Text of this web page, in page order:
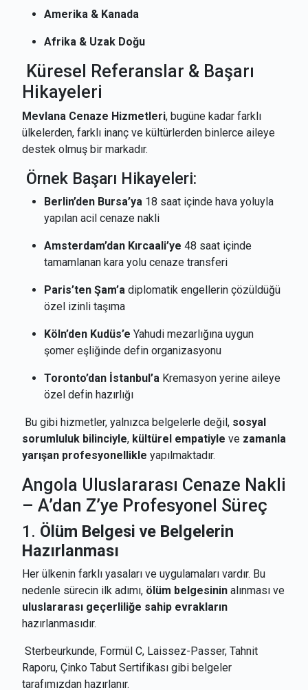
Amerika & Kanada
Afrika & Uzak Doğu
Küresel Referanslar & Başarı
Hikayeleri
Mevlana Cenaze Hizmetleri, bugüne kadar farklı
ülkelerden, farklı inanç ve kültürlerden binlerce aileye
destek olmuş bir markadır.
Örnek Başarı Hikayeleri:
Berlin’den Bursa’ya 18 saat içinde hava yoluyla
yapılan acil cenaze nakli
Amsterdam’dan Kırcaali’ye 48 saat içinde
tamamlanan kara yolu cenaze transferi
Paris’ten Şam’a diplomatik engellerin çözüldüğü
özel izinli taşıma
Köln’den Kudüs’e Yahudi mezarlığına uygun
şomer eşliğinde defin organizasyonu
Toronto’dan İstanbul’a Kremasyon yerine aileye
özel defin hazırlığı
Bu gibi hizmetler, yalnızca belgelerle değil, sosyal
sorumluluk bilinciyle, kültürel empatiyle ve zamanla
yarışan profesyonellikle yapılmaktadır.
Angola Uluslararası Cenaze Nakli
– A’dan Z’ye Profesyonel Süreç
1. Ölüm Belgesi ve Belgelerin
Hazırlanması
Her ülkenin farklı yasaları ve uygulamaları vardır. Bu
nedenle sürecin ilk adımı, ölüm belgesinin alınması ve
uluslararası geçerliliğe sahip evrakların
hazırlanmasıdır.
Sterbeurkunde, Formül C, Laissez-Passer, Tahnit
Raporu, Çinko Tabut Sertifikası gibi belgeler
tarafımızdan hazırlanır.